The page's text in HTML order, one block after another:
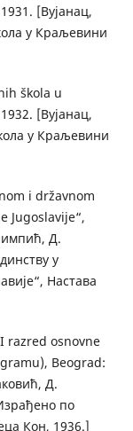
[Вујанац,
у Краљевини
škola u
[Вујанац,
у Краљевини
i državnom
Jugoslavije“,
Д.
у
Настава
razred osnovne
Beograd:
Д.
по
Кон, 1936.]